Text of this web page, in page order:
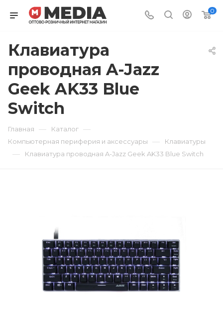
0
Клавиатура
проводная A-Jazz
Geek AK33 Blue
Switch
Главная — Каталог —
Компьютерная периферия и аксессуары — Клавиатуры
— Клавиатура проводная A-Jazz Geek AK33 Blue Switch